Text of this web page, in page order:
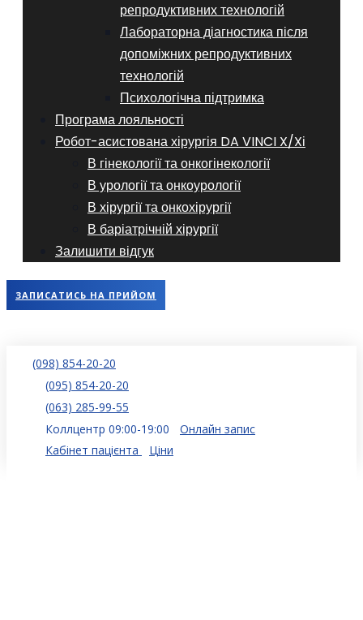
репродуктивних технологій
​​Лабораторна діагностика після
допоміжних репродуктивних
технологій
​​Психологічна підтримка
Програма лояльності
Робот-асистована хірургія DA VINCI X/Xі
В гінекології та онкогінекології
В урології та онкоурології
В хірургії та онкохірургії
В баріатрічній хірургії
Залишити відгук
ЗАПИСАТИСЬ НА ПРИЙОМ
(098) 854-20-20
(095) 854-20-20
(063) 285-99-55
Коллцентр 09:00-19:00
Онлайн запис
Кабінет пацієнта
Ціни